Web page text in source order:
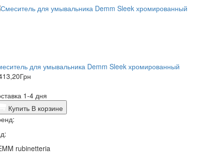
для умывальника Demm Sleek хромированный
Грн
1-4 дня
Купить В корзине
rubinetteria